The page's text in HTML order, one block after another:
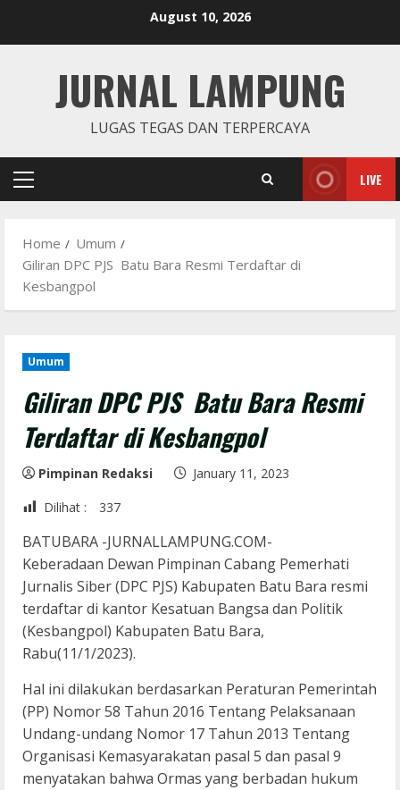
August 10, 2026
JURNAL LAMPUNG
LUGAS TEGAS DAN TERPERCAYA
Primary
LIVE
Home
Umum
Giliran DPC PJS Batu Bara Resmi Terdaftar di
Kesbangpol
Umum
Giliran DPC PJS Batu Bara Resmi
Terdaftar di Kesbangpol
Pimpinan Redaksi
January 11, 2023
Dilihat :
337
BATUBARA -JURNALLAMPUNG.COM-
Keberadaan Dewan Pimpinan Cabang Pemerhati
Jurnalis Siber (DPC PJS) Kabupaten Batu Bara resmi
terdaftar di kantor Kesatuan Bangsa dan Politik
(Kesbangpol) Kabupaten Batu Bara,
Rabu(11/1/2023).
Hal ini dilakukan berdasarkan Peraturan Pemerintah
(PP) Nomor 58 Tahun 2016 Tentang Pelaksanaan
Undang-undang Nomor 17 Tahun 2013 Tentang
Organisasi Kemasyarakatan pasal 5 dan pasal 9
menyatakan bahwa Ormas yang berbadan hukum